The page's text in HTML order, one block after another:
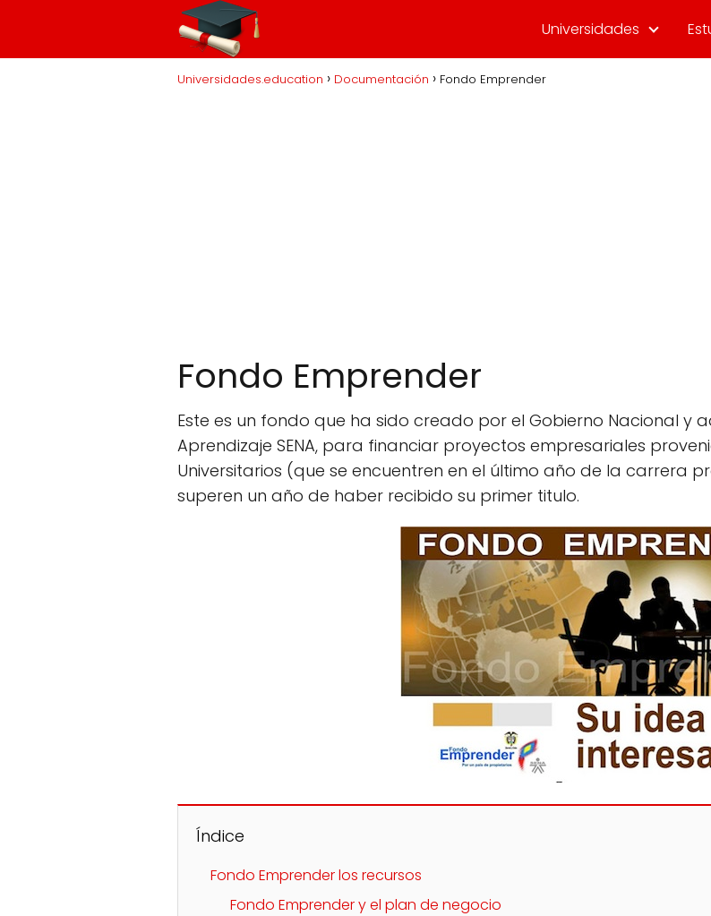
Universidades
Universidades.education Documentación Fondo Emprender
Fondo Emprender
Este es un fondo que ha sido creado por el Gobierno Nacional y
Aprendizaje SENA, para financiar proyectos empresariales
Universitarios (que se encuentren en el último año de la carrera
superen un año de haber recibido su primer titulo.
Índice
Fondo Emprender los recursos
Fondo Emprender y el plan de negocio